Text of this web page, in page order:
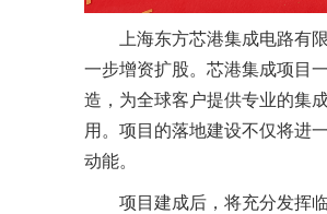
上海东方芯港集成电路有
一步增资扩股。芯港集成项目
造，为全球客户提供专业的集
用。项目的落地建设不仅将进
动能。
项目建成后，将充分发挥